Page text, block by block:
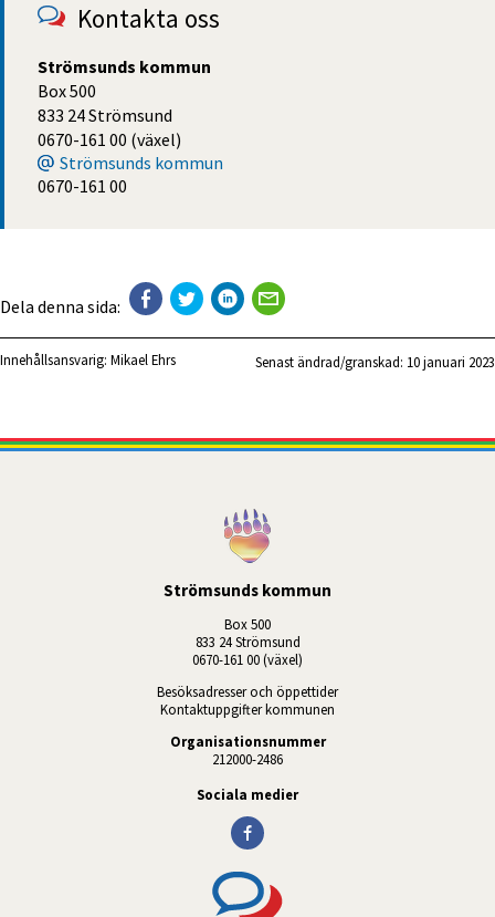
Kontakta oss
Strömsunds kommun
Box 500
833 24 Strömsund
0670-161 00 (växel)
Strömsunds kommun
0670-161 00
Dela denna sida:
Innehållsansvarig: Mikael Ehrs Senast ändrad/granskad: 10 januari 2023
Strömsunds kommun
Box 500
833 24 Strömsund
0670-161 00 (växel)
Besöksadresser och öppettider
Kontaktuppgifter kommunen
Organisationsnummer
212000-2486
Sociala medier